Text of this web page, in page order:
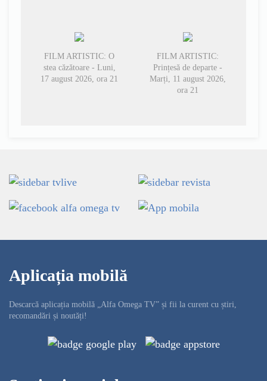
FILM ARTISTIC: O
stea căzătoare - Luni,
17 august 2026, ora 21
FILM ARTISTIC:
Prințesă de departe -
Marți, 11 august 2026,
ora 21
Aplicația mobilă
Descarcă aplicația mobilă „Alfa Omega TV” și fii la curent cu știri,
recomandări și noutăți!